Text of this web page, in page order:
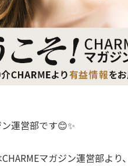
運営部です😊✨
マガジン運営部より